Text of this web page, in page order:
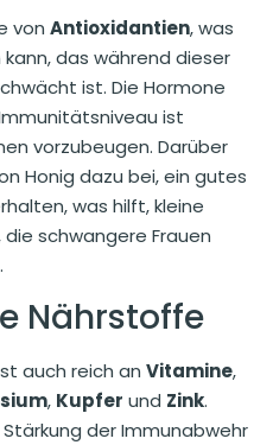
von Antioxidantien, was
das während dieser
ist. Die Hormone
ist
vorzubeugen. Darüber
Honig dazu bei, ein gutes
was hilft, kleine
schwangere Frauen
Nährstoffe
auch reich an Vitamine,
, Kupfer und Zink.
der Immunabwehr